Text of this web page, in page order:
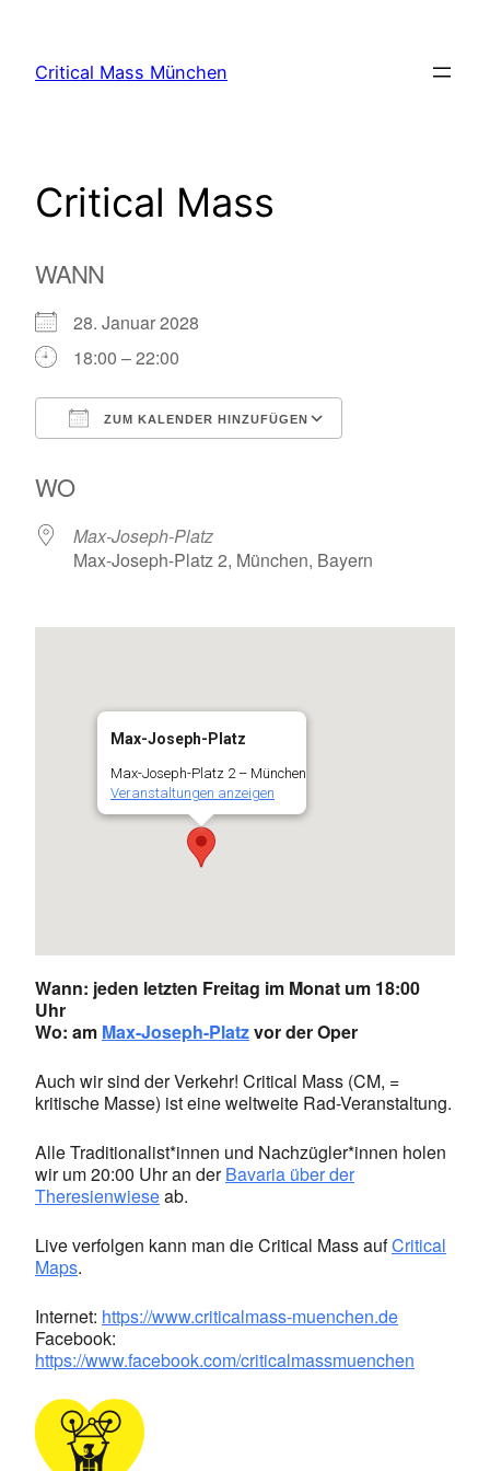
springen
Critical Mass München
Critical Mass
WANN
28. Januar 2028
18:00 – 22:00
ZUM KALENDER HINZUFÜGEN
WO
Max-Joseph-Platz
Max-Joseph-Platz 2, München, Bayern
Max-Joseph-Platz
Max-Joseph-Platz 2 – München
Veranstaltungen anzeigen
Wann: jeden letzten Freitag im Monat um 18:00
Uhr
Wo: am Max-Joseph-Platzvor der Oper
Auch wir sind der Verkehr! Critical Mass (CM, =
kritische Masse) ist eine weltweite Rad-Veranstaltung.
Alle Traditionalist*innen und Nachzügler*innen holen
wir um 20:00 Uhr an derBavaria über der
Theresienwieseab.
Live verfolgen kann man die Critical Mass aufCritical
Maps.
Internet: https://www.criticalmass-muenchen.de
Facebook:
https://www.facebook.com/criticalmassmuenchen